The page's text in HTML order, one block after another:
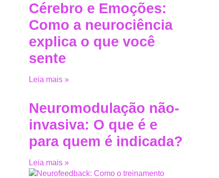
Cérebro e Emoções:
Como a neurociência
explica o que você
sente
Leia mais »
Neuromodulação não-
invasiva: O que é e
para quem é indicada?
Leia mais »